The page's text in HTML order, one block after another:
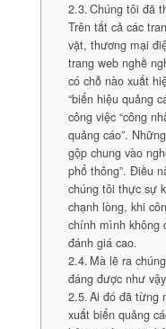
Chúng tôi đã
Trên tất cả các
vặt, thương mại
trang web nghề
có chỗ nào xuất
“biển hiệu quảng
công việc “công
quảng cáo”.
gộp chung vào
phổ thông”. Điều
chúng tôi thực sự
chạnh lòng, khi
chính mình không
đánh giá cao.
Mà lẽ ra
đáng được như
Ai đó đã từng
xuất biển quảng